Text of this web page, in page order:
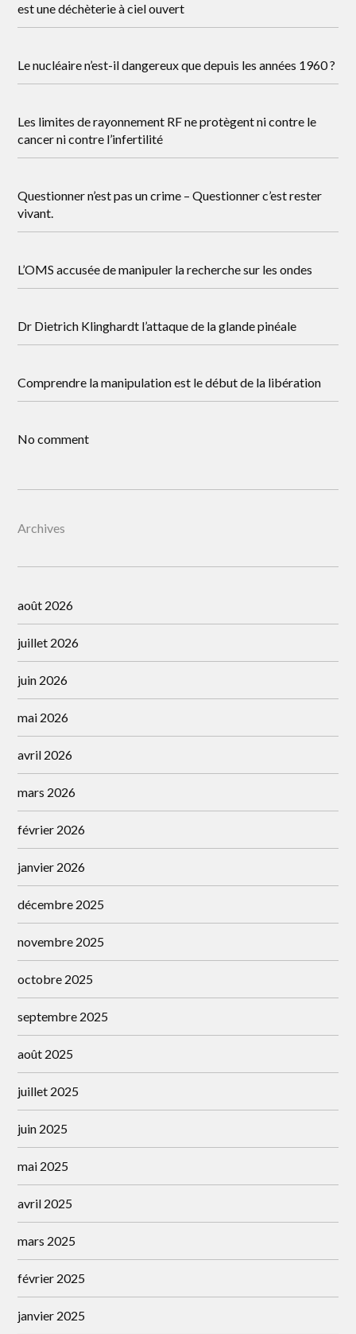
est une déchèterie à ciel ouvert
Le nucléaire n’est-il dangereux que depuis les années 1960 ?
Les limites de rayonnement RF ne protègent ni contre le
cancer ni contre l’infertilité
Questionner n’est pas un crime – Questionner c’est rester
vivant.
L’OMS accusée de manipuler la recherche sur les ondes
Dr Dietrich Klinghardt l’attaque de la glande pinéale
Comprendre la manipulation est le début de la libération
No comment
Archives
août 2026
juillet 2026
juin 2026
mai 2026
avril 2026
mars 2026
février 2026
janvier 2026
décembre 2025
novembre 2025
octobre 2025
septembre 2025
août 2025
juillet 2025
juin 2025
mai 2025
avril 2025
mars 2025
février 2025
janvier 2025